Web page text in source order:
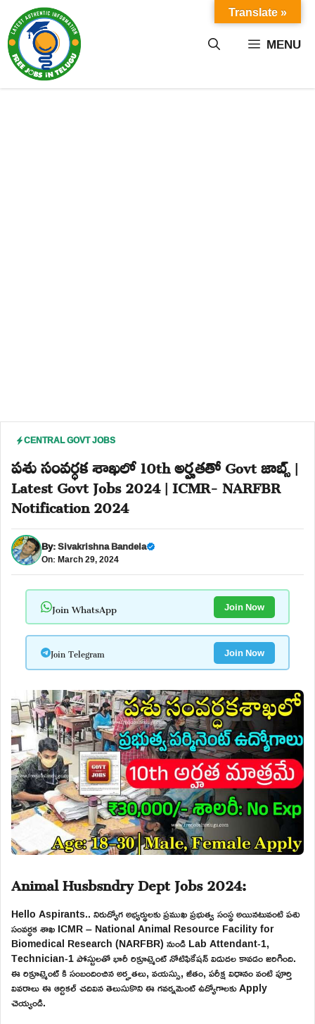
content MENU
CENTRAL GOVT JOBS
పశు సంవర్ధక శాఖలో 10th అర్హతతో Govt జాబ్స్ |
Latest Govt Jobs 2024 | ICMR- NARFBR
Notification 2024
By:Sivakrishna Bandela
On: March 29, 2024
Join WhatsApp Join Now
Join Telegram Join Now
Animal Husbsndry Dept Jobs 2024:
Hello Aspirants.. నిరుద్యోగ అభ్యర్థులకు ప్రముఖ ప్రభుత్వ సంస్థ అయినటువంటి పశు
సంవర్ధక శాఖ ICMR – National Animal Resource Facility for
Biomedical Research (NARFBR) నుండి Lab Attendant-1,
Technician-1 పోస్టులతో భారీ రిక్రూట్మెంట్ నోటిఫికేషన్ విడుదల కావడం జరిగింది.
ఈ రిక్రూట్మెంట్ కి సంబందించిన అర్హతలు, వయస్సు, జీతం, పరీక్ష విధానం వంటి పూర్తి
వివరాలు ఈ ఆర్టికల్ చదివిన తెలుసుకొని ఈ గవర్నమెంట్ ఉద్యోగాలకు Apply
చెయ్యండి.
Translate »